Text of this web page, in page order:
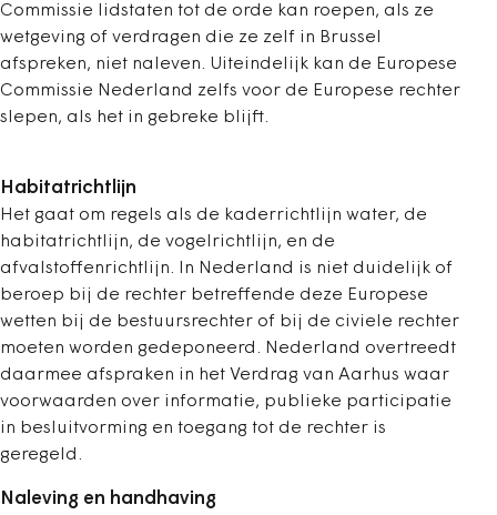
Commissie lidstaten tot de orde kan roepen, als ze
wetgeving of verdragen die ze zelf in Brussel
afspreken, niet naleven. Uiteindelijk kan de Europese
Commissie Nederland zelfs voor de Europese rechter
slepen, als het in gebreke blijft.
Habitatrichtlijn
Het gaat om regels als de kaderrichtlijn water, de
habitatrichtlijn, de vogelrichtlijn, en de
afvalstoffenrichtlijn. In Nederland is niet duidelijk of
beroep bij de rechter betreffende deze Europese
wetten bij de bestuursrechter of bij de civiele rechter
moeten worden gedeponeerd. Nederland overtreedt
daarmee afspraken in het Verdrag van Aarhus waar
voorwaarden over informatie, publieke participatie
in besluitvorming en toegang tot de rechter is
geregeld.
Naleving en handhaving